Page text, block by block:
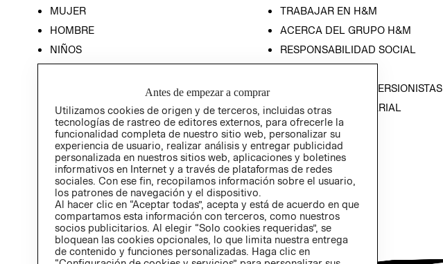
MUJER
HOMBRE
NIÑOS
TRABAJAR EN H&M
ACERCA DEL GRUPO H&M
RESPONSABILIDAD SOCIAL
RELACIÓN CON INVERSIONISTAS
POLÍTICA EMPRESARIAL
Antes de empezar a comprar
Utilizamos cookies de origen y de terceros, incluidas otras
tecnologías de rastreo de editores externos, para ofrecerle la
funcionalidad completa de nuestro sitio web, personalizar su
experiencia de usuario, realizar análisis y entregar publicidad
personalizada en nuestros sitios web, aplicaciones y boletines
informativos en Internet y a través de plataformas de redes
sociales. Con ese fin, recopilamos información sobre el usuario,
los patrones de navegación y el dispositivo.
Al hacer clic en “Aceptar todas”, acepta y está de acuerdo en que
compartamos esta información con terceros, como nuestros
socios publicitarios. Al elegir “Solo cookies requeridas”, se
bloquean las cookies opcionales, lo que limita nuestra entrega
de contenido y funciones personalizadas. Haga clic en